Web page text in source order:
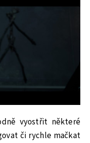
vyostřit některé
či rychle mačkat